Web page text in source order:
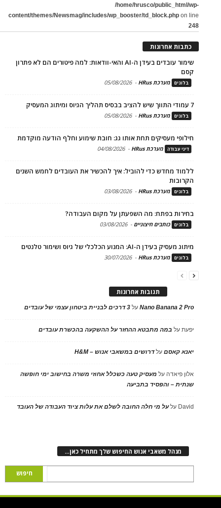
/home/hrusco/public_html/wp-
content/themes/Newsmag/includes/wp_booster/td_block.php on line
248
כתבות אחרונות
שימור עובדים בעידן ה-AI והאי-וודאות: למה פיטורים הם לא פתרון
קסם
בלוגים מערכת HRus -
05/08/2026
7 עמודי התווך שיש להציב בבסיס תהליך הגיוס ומיתוג המעסיק
בלוגים מערכת HRus -
05/08/2026
חילופי מעסיקים תחת אותו גג: חובת שימוע וחלף הודעה מוקדמת
דיני עבודה מערכת HRus -
04/08/2026
ללמוד מחדש כדי להוביל: איך להכשיר את העובדים לחמש השנים
הקרובות
בלוגים מערכת HRus -
03/08/2026
בחירות בפתח: מה השפעתן על מקום העבודה?
בלוגים כותבים חיצוניים -
03/08/2026
מיתוג מעסיק בעידן ה-AI: המנוע הכלכלי של גיוס ושימור טלנטים
בלוגים מערכת HRus -
30/07/2026
תגובות אחרונות
Nano Banana 2 Proעל 3 דרכים לבניית ביטחון עצמי של עובדים
יפעתעל במה מתבטא ההחזר על ההשקעה בהכשרת עובדים
יאנא קאסםעלדרושים במשאבי אנוש – H&M
אלון פיאדה על מעסיק טעה כשכלל אחוזי משרה בחישוב ימי חופשה
שנתית – והפסיד בתביעה
David עלעל מי חלה החובה לשלם את עלות ציוד העבודה של העובד
מנהל משאבי אנוש החיפוש שלך מתחיל כאן…